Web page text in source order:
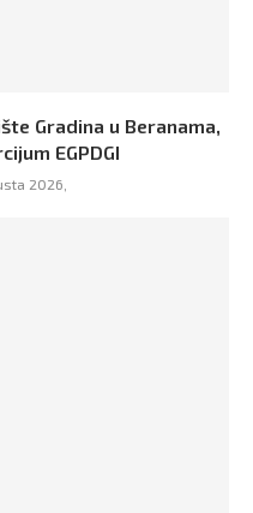
Gradina u Beranama,
EGPDGI
2026,